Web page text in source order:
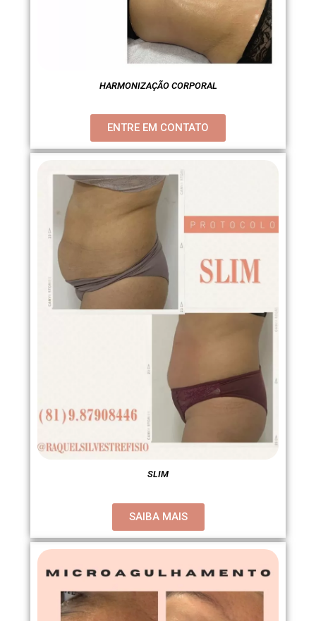
HARMONIZAÇÃO CORPORAL
ENTRE EM CONTATO
SLIM
SAIBA MAIS